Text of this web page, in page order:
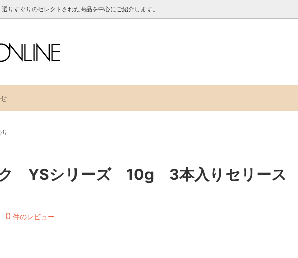
りすぐりのセレクトされた商品を中心にご紹介します。
ー
ク YSシリーズ 10g 3本入りセリース
0 件のレビュー